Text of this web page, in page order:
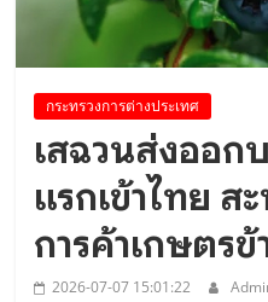
กระทรวงการต่างประเทศ
เสฉวนส่งออก
แรกเข้าไทย
การค้าเกษตร
2026-07-07 15:01:22